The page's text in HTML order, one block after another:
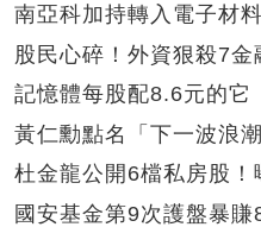
南亞科加持轉入電子材
股民心碎！外資狠殺7金
記憶體每股配8.6元的
黃仁勳點名「下一波浪
杜金龍公開6檔私房股！
國安基金第9次護盤暴